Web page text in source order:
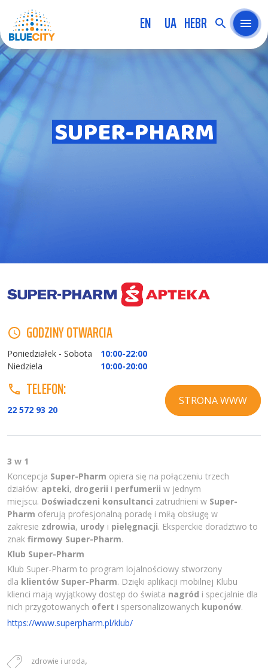
EN UA HEBR
SUPER-PHARM
GODZINY OTWARCIA
Poniedziałek - Sobota
10:00-22:00
Niedziela
10:00-20:00
TELEFON:
22 572 93 20
STRONA WWW
3 w 1
Koncepcja Super-Pharm opiera się na połączeniu trzech
działów: apteki, drogerii i perfumerii w jednym
miejscu. Doświadczeni konsultanci zatrudnieni w Super-
Pharm oferują profesjonalną poradę i miłą obsługę w
zakresie zdrowia, urody i pielęgnacji. Eksperckie doradztwo to
znak firmowy Super-Pharm.
Klub Super-Pharm
Klub Super-Pharm to program lojalnościowy stworzony
dla klientów Super-Pharm. Dzięki aplikacji mobilnej Klubu
klienci mają wyjątkowy dostęp do świata nagród i specjalnie dla
nich przygotowanych ofert i spersonalizowanych kuponów.
https://www.superpharm.pl/klub/
zdrowie i uroda,